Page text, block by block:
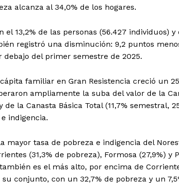
alcanza al 34,0% de los hogares.
13,2% de las personas (56.427 individuos) y
registró una disminución: 9,2 puntos
del primer semestre de 2025.
familiar en Gran Resistencia creció un
ampliamente la suba del valor de la
la Canasta Básica Total (11,7% semestral,
indigencia.
mayor tasa de pobreza e indigencia del
(31,3% de pobreza), Formosa (27,9%) y
es el más alto, por encima de
su conjunto, con un 32,7% de pobreza y un